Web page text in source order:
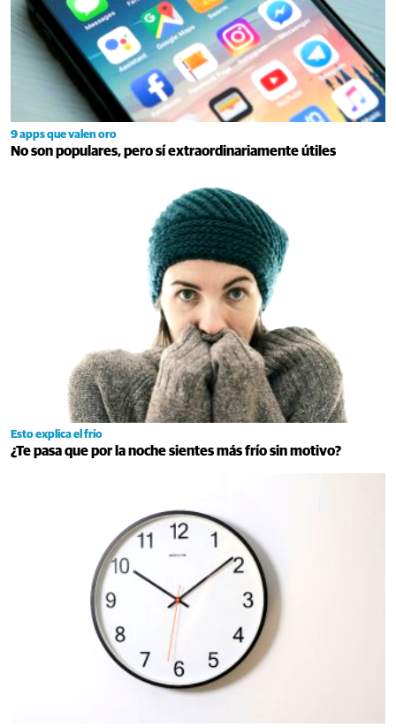
9 apps que valen oro
No son populares, pero sí extraordinariamente útiles
Esto explica el frío
¿Te pasa que por la noche sientes más frío sin motivo?